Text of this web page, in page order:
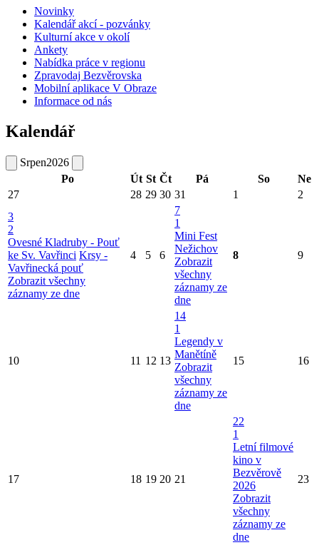
Novinky
Kalendář akcí - pozvánky
Kulturní akce v okolí
Ankety
Nabídka práce v regionu
Zpravodaj Bezvěrovska
Mobilní aplikace V Obraze
Informace od nás
Kalendář
Srpen2026
Po
Út St Čt Pá So
Ne
27
28 29 30 31 1
2
3
2
Ovesné Kladruby - Pouť
ke Sv. Vavřinci Krsy -
Vavřinecká pouť
Zobrazit všechny
záznamy ze dne
4 5 6
7
1
Mini Fest
Nežichov
Zobrazit
všechny
záznamy ze
dne
8 9
10 11 12 13
14
1
Legendy v
Manětíně
Zobrazit
všechny
záznamy ze
dne
15 16
17 18 19 20 21
22
1
Letní filmové
kino v
Bezvěrově
2026
Zobrazit
všechny
záznamy ze
dne
23